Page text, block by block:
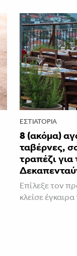
ΕΣΤΙΑΤΌΡΙΑ
8 (ακόμα)
ταβέρνες,
τραπέζι για
Επίλεξε τον
κλείσε